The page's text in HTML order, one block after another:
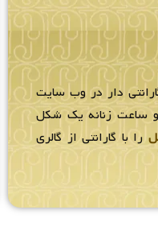
دار در وب سایت
و ساعت زنانه یک شکل
را با گارانتی از گالری